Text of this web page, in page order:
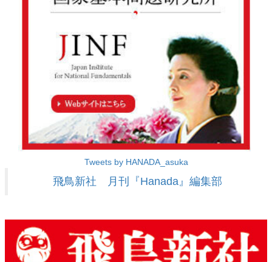
Tweets by HANADA_asuka
飛鳥新社 月刊『Hanada』編集部